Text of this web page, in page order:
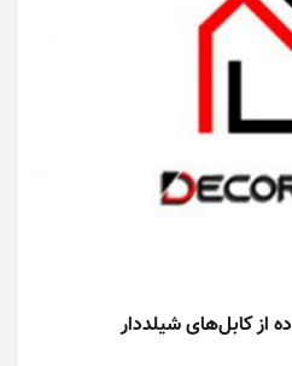
از کابل‌های شیلددار